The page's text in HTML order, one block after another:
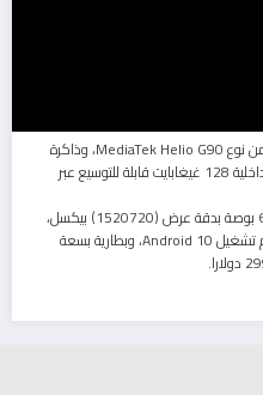
كما حصل الجهاز على معالج ثماني النوى من نوع MediaTek Helio G90، وذاكرة
وصول عشوائي 8 غيغابايت، وذاكرة تخزين داخلية 128 غيغابايت قابلة للتوسيع عبر
وزودته Doogee بشاشة LCD بمقاس 6.22 بوصة بدقة عرض (1520720) بيكسل،
وكاميرا أمامية بدقة 16 ميغابيكسل، ونظام تشغيل Android 10، وبطارية بسعة